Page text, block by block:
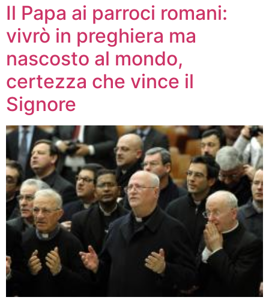
Il Papa ai parroci romani:
vivrò in preghiera ma
nascosto al mondo,
certezza che vince il
Signore